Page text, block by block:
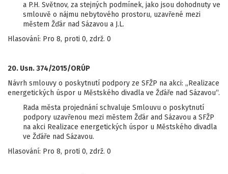
a P.H. Světnov, za stejných podmínek, jako jsou dohodnuty ve
smlouvě o nájmu nebytového prostoru, uzavřené mezi
městem Žďár nad Sázavou a J.L.
Hlasování: Pro 8, proti 0, zdrž. 0
20. Usn. 374/2015/ORÚP
Návrh smlouvy o poskytnutí podpory ze SFŽP na akci: „Realizace
energetických úspor u Městského divadla ve Žďáře nad Sázavou“.
Rada města projednání schvaluje Smlouvu o poskytnutí
podpory uzavřenou mezi městem Žďár and Sázavou a SFŽP
na akci Realizace energetických úspor u Městského divadla
ve Žďáře nad Sázavou.
Hlasování: Pro 8, proti 0, zdrž. 0